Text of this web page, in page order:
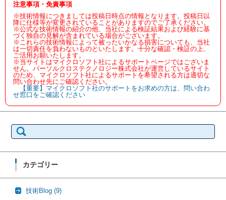
注意事項・免責事項
※技術情報につきましては投稿日時点の情報となります。投稿日以
降に仕様等が変更されていることがありますのでご了承ください。
※公式な技術情報の紹介の他、当社による検証結果および経験に基
づく独自の見解が含まれている場合がございます。
※これらの技術情報によって被ったいかなる損害についても、当社
は一切責任を負わないものといたします。十分な確認・検証の上、
ご活用お願いたします。
※当サイトはマイクロソフト社によるサポートページではございま
せん。パーソルクロステクノロジー株式会社が運営しているサイト
のため、マイクロソフト社によるサポートを希望される方は適切な
問い合わせ先にご確認ください。
【重要】マイクロソフト社のサポートをお求めの方は、問い合わ
せ窓口をご確認ください
索:
カテゴリー
技術Blog (9)